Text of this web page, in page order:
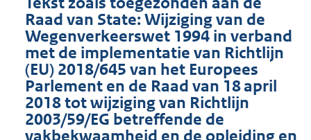
Raad van State: Wijziging van de
Wegenverkeerswet 1994 in verband
met de implementatie van Richtlijn
(EU) 2018/645 van het Europees
Parlement en de Raad van 18 april
2018 tot wijziging van Richtlijn
2003/59/EG betreffende de